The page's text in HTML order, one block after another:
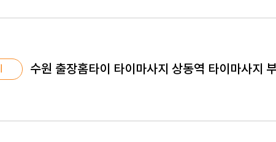
수원 출장홈타이 타이마사지 상동역 타이마사지